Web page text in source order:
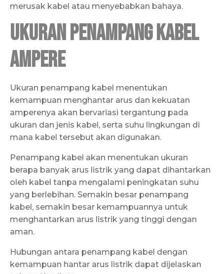
merusak kabel atau menyebabkan bahaya.
Ukuran Penampang Kabel
Ampere
Ukuran penampang kabel menentukan
kemampuan menghantar arus dan kekuatan
amperenya akan bervariasi tergantung pada
ukuran dan jenis kabel, serta suhu lingkungan di
mana kabel tersebut akan digunakan.
Penampang kabel akan menentukan ukuran
berapa banyak arus listrik yang dapat dihantarkan
oleh kabel tanpa mengalami peningkatan suhu
yang berlebihan. Semakin besar penampang
kabel, semakin besar kemampuannya untuk
menghantarkan arus listrik yang tinggi dengan
aman.
Hubungan antara penampang kabel dengan
kemampuan hantar arus listrik dapat dijelaskan